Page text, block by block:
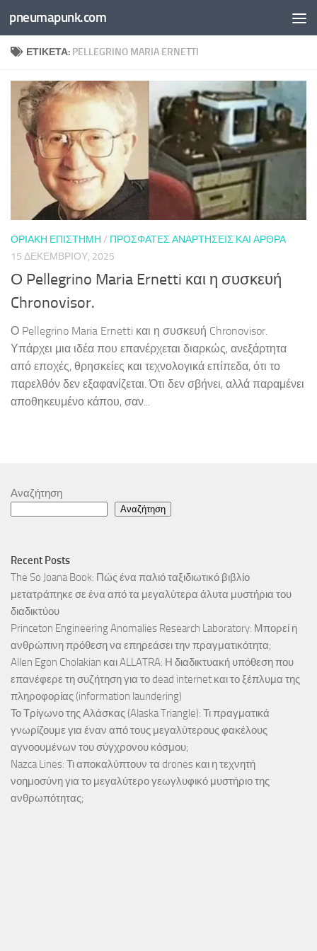
Skip to content
pneumapunk.com
ΕΤΙΚΈΤΑ: PELLEGRINO MARIA ERNETTI
ΟΡΙΑΚΉ ΕΠΙΣΤΉΜΗ / ΠΡΌΣΦΑΤΕΣ ΑΝΑΡΤΉΣΕΙΣ ΚΑΙ ΆΡΘΡΑ
15 ΔΕΚΕΜΒΡΊΟΥ, 2025
Ο Pellegrino Maria Ernetti και η συσκευή
Chronovisor.
Ο Pellegrino Maria Ernetti και η συσκευή Chronovisor.
Υπάρχει μια ιδέα που επανέρχεται διαρκώς, ανεξάρτητα
από εποχές, θρησκείες και τεχνολογικά επίπεδα, ότι το
παρελθόν δεν εξαφανίζεται. Ότι δεν σβήνει, αλλά παραμένει
αποθηκευμένο κάπου, σαν...
Αναζήτηση
Αναζήτηση
Recent Posts
The So Joana Book: Πώς ένα παλιό ταξιδιωτικό βιβλίο
μετατράπηκε σε ένα από τα μεγαλύτερα άλυτα μυστήρια του
διαδικτύου
Princeton Engineering Anomalies Research Laboratory: Μπορεί η
ανθρώπινη πρόθεση να επηρεάσει την πραγματικότητα;
Allen Egon Cholakian και ALLATRA: Η διαδικτυακή υπόθεση που
επανέφερε τη συζήτηση για το dead internet και το ξέπλυμα της
πληροφορίας (information laundering)
Το Τρίγωνο της Αλάσκας (Alaska Triangle): Τι πραγματικά
γνωρίζουμε για έναν από τους μεγαλύτερους φακέλους
αγνοουμένων του σύγχρονου κόσμου;
Nazca Lines: Τι αποκαλύπτουν τα drones και η τεχνητή
νοημοσύνη για το μεγαλύτερο γεωγλυφικό μυστήριο της
ανθρωπότητας;